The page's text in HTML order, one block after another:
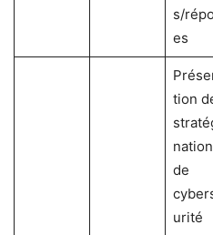
s/
es
tion
de
urité